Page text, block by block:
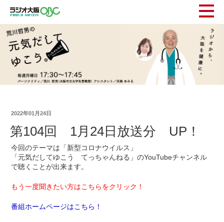
2022年01月24日
第104回 1月24日放送分 UP！
今回のテーマは「新型コロナウイルス」
「元気だしてゆこう てっちゃんねる」のYouTubeチャンネル
で聴くことが出来ます。
もう一度聞きたい方はこちらをクリック！
番組ホームページはこちら！